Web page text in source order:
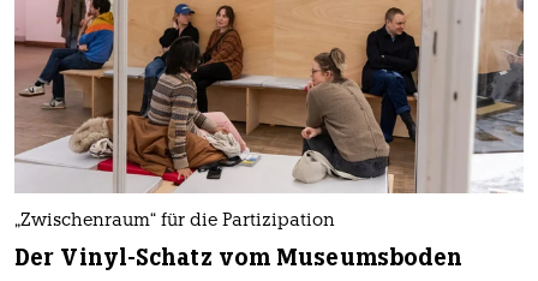
„Zwischenraum“ für die Partizipation
Der Vinyl-Schatz vom Museumsboden